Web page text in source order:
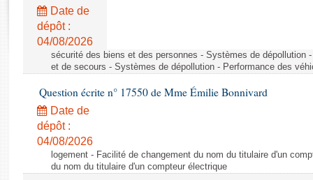
Rapports législatifs
Rapports sur l'application des lois
Baromètre de l’application des lois
Dossiers législatifs
Budget et sécurité sociale
Questions écrites et orales
Comptes rendus des débats
Date de
dépôt :
04/08/2026
sécurité des biens et des personnes - Systèmes de dépollution
et de secours - Systèmes de dépollution - Performance des
Question écrite n° 17550 de Mme Émilie Bonnivard
Date de
dépôt :
04/08/2026
logement - Facilité de changement du nom du titulaire d'un
du nom du titulaire d'un compteur électrique